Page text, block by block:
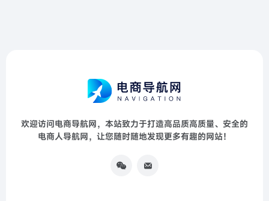
欢迎访问电商导航网，本站致力于打造高品质高质量、安全的
电商人导航网，让您随时随地发现更多有趣的网站！